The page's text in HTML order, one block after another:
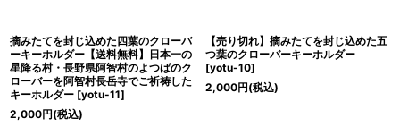
摘みたてを封じ込めた四葉のクローバ
ーキーホルダー【送料無料】日本一の
星降る村・長野県阿智村のよつばのク
ローバーを阿智村長岳寺でご祈祷した
キーホルダー [yotu-11]
2,000円(税込)
【売り切れ】摘みたてを封じ込めた五
つ葉のクローバーキーホルダー
[yotu-10]
2,000円(税込)